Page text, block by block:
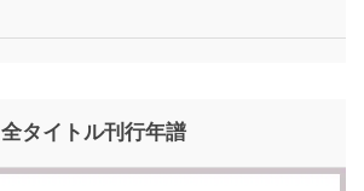
全タイトル刊行年譜